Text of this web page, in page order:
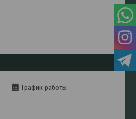
График работы